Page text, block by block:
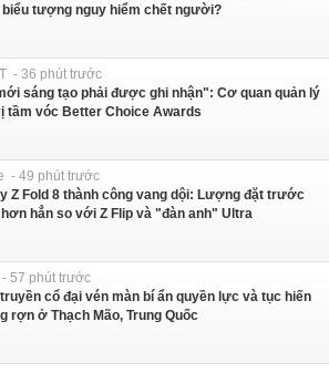
biểu tượng nguy hiểm chết người?
- 36 phút trước
sáng tạo phải được ghi nhận": Cơ quan quản lý
tầm vóc Better Choice Awards
- 49 phút trước
Z Fold 8 thành công vang dội: Lượng đặt trước
hẳn so với Z Flip và "đàn anh" Ultra
57 phút trước
cổ đại vén màn bí ẩn quyền lực và tục hiến
rợn ở Thạch Mão, Trung Quốc